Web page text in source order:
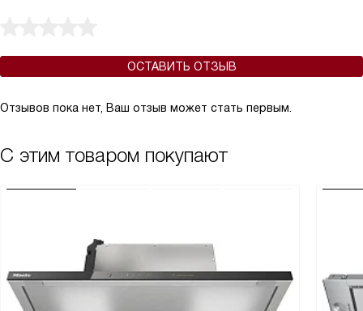
ОСТАВИТЬ ОТЗЫВ
Отзывов пока нет, Ваш отзыв может стать первым.
С этим товаром покупают